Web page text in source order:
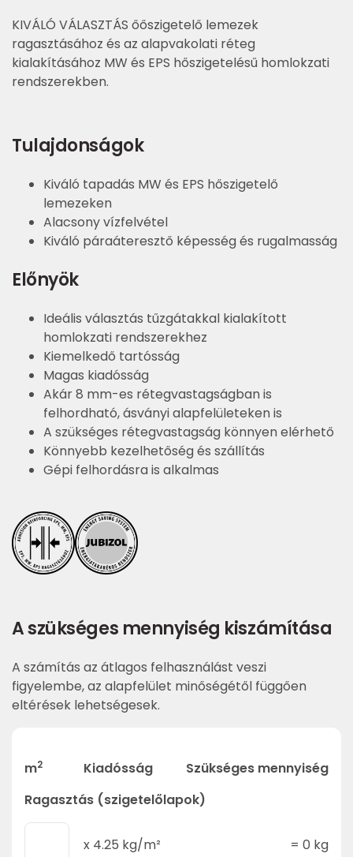
KIVÁLÓ VÁLASZTÁS őőszigetelő lemezek
ragasztásához és az alapvakolati réteg
kialakításához MW és EPS hőszigetelésű homlokzati
rendszerekben.
Tulajdonságok
Kiváló tapadás MW és EPS hőszigetelő
lemezeken
Alacsony vízfelvétel
Kiváló páraáteresztő képesség és rugalmasság
Előnyök
Ideális választás tűzgátakkal kialakított
homlokzati rendszerekhez
Kiemelkedő tartósság
Magas kiadósság
Akár 8 mm-es rétegvastagságban is
felhordható, ásványi alapfelületeken is
A szükséges rétegvastagság könnyen elérhető
Könnyebb kezelhetőség és szállítás
Gépi felhordásra is alkalmas
A szükséges mennyiség kiszámítása
A számítás az átlagos felhasználást veszi
figyelembe, az alapfelület minőségétől függően
eltérések lehetségesek.
m2 Kiadósság
Szükséges mennyiség
Ragasztás (szigetelőlapok)
x 4.25 kg/m² = 0 kg